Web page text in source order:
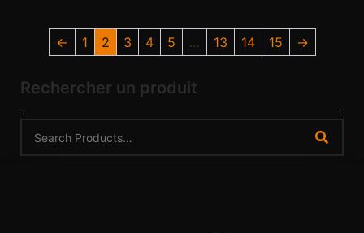
← 1 2 3 4 5 … 13 14 15 →
Rechercher un produit